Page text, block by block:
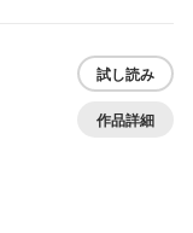
試し読み
作品詳細